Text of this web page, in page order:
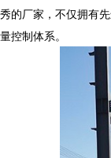
秀的厂家，不仅拥有
量控制体系。